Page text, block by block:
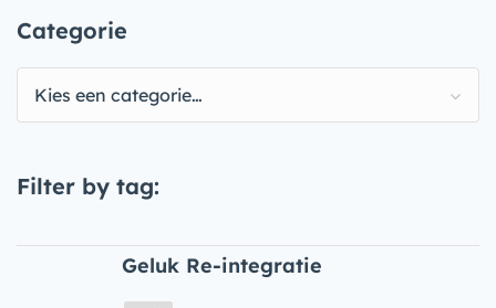
Categorie
Kies een categorie…
Filter by tag:
Geluk Re-integratie